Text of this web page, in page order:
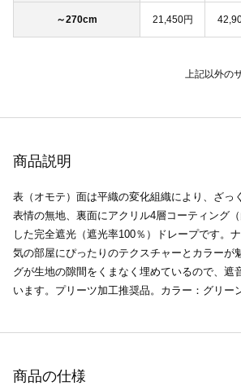
～270cm 21,450円
上記以外の
商品説明
表（オモテ）面は平織の変化組織により、ざっ
表情の無地、裏面にアクリル4層コーティング
した完全遮光（遮光率100％）ドレープです。
気の部屋にぴったりのテクスチャーとカラーが
グが生地の隙間をくまなく埋めているので、遮
います。プリーツ加工推奨品。カラー：グリー
商品の仕様